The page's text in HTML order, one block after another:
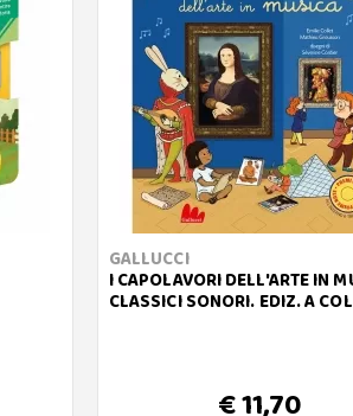
GALLUCCI
I CAPOLAVORI DELL'ARTE IN
CLASSICI SONORI. EDIZ. A
€ 11,70